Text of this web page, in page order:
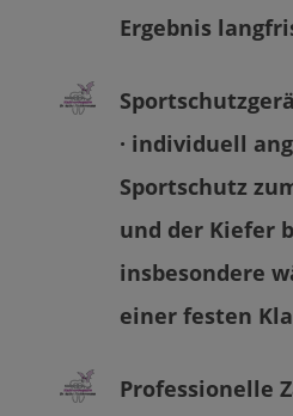
Ergebnis
· individuell
Sportschutz
und der Kiefer
insbesondere
einer festen
Professionelle